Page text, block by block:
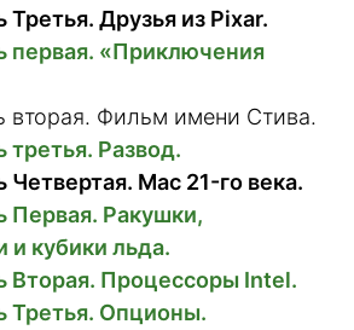
Третья. Друзья из Pixar.
первая. «Приключения
вторая. Фильм имени Стива.
третья. Развод.
Четвертая. Mac 21-го века.
Первая. Ракушки,
и кубики льда.
Вторая. Процессоры Intel.
Третья. Опционы.